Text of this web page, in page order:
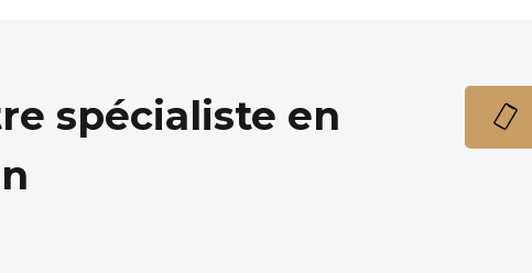
spécialiste en